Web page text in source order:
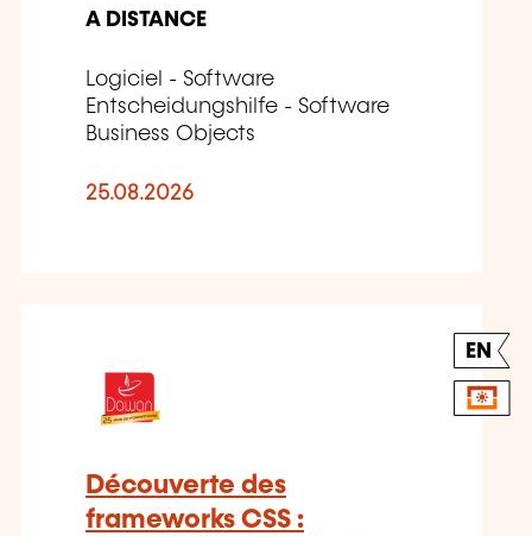
A DISTANCE
Logiciel - Software
Entscheidungshilfe - Software
Business Objects
25.08.2026
EN
Découverte des
frameworks CSS :